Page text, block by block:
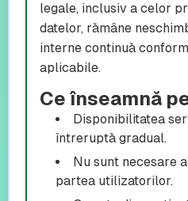
legale, inclusiv a celor
datelor, rămâne
interne continuă
aplicabile.
Ce înseamnă
Disponibilitatea
întreruptă gradual.
Nu sunt necesare
partea utilizatorilor.